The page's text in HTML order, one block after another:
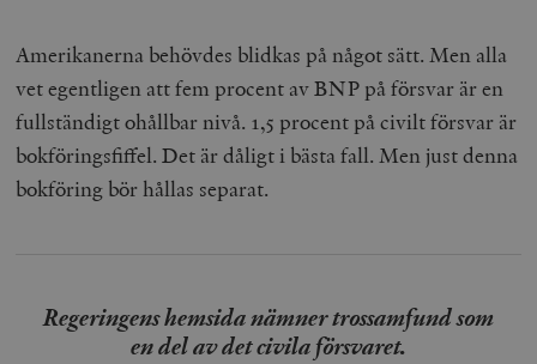
Amerikanerna behövdes blidkas på något sätt. Men alla
vet egentligen att fem procent av BNP på försvar är en
fullständigt ohållbar nivå. 1,5 procent på civilt försvar är
bokföringsfiffel. Det är dåligt i bästa fall. Men just denna
bokföring bör hållas separat.
Regeringens hemsida nämner trossamfund som
en del av det civila försvaret.